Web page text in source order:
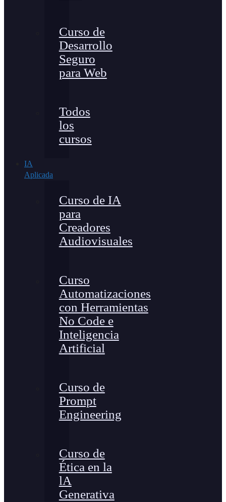
Curso de
Desarrollo
Seguro
para Web
Todos
los
cursos
IA
Aplicada
Curso de IA
para
Creadores
Audiovisuales
Curso
Automatizaciones
con Herramientas
No Code e
Inteligencia
Artificial
Curso de
Prompt
Engineering
Curso de
Ética en la
lA
Generativa